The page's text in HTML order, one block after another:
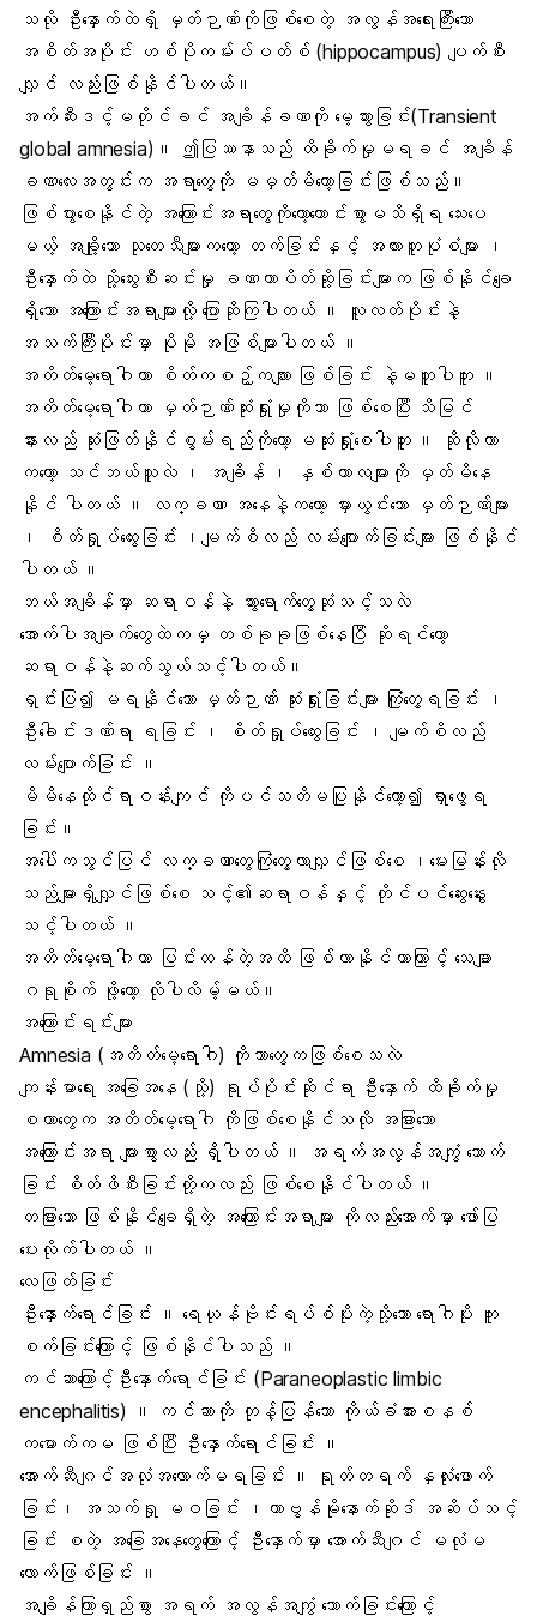
သလို ဦးနှောက်ထဲရှိ မှတ်ဉာဏ်ကိုဖြစ်စေတဲ့ အလွန်အရေးကြီးသော
အစိတ်အပိုင်း ဟစ်ပိုကမ်းပ်ပတ်စ် (hippocampus) ပျက်စီး
လျှင် လည်းဖြစ်နိုင်ပါတယ်။
အက်ဆီးဒင့်မတိုင်ခင် အချိန်ခဏကို မေ့သွားခြင်း(Transient
global amnesia)။ ဤပြဿနာသည် ထိခိုက်မှုမရခင် အချိန်
ခဏလေးအတွင်းက အရာတွေကို မမှတ်မိတော့ခြင်းဖြစ်သည်။
ဖြစ်ပွားစေနိုင်တဲ့ အကြောင်းအရာတွေကိုတော့ကောင်းစွာမသိရှိရ သေးပေ
မယ့် အချို့သော သုတေသီများကတော့ တက်ခြင်းနှင့် အလားတူပုံစံများ ၊
ဦးနှောက်ထဲ သို့သွေးစီးဆင်းမှု ခဏတာပိတ်ဆို့ခြင်းများက ဖြစ်နိုင်ချေ
ရှိသော အကြောင်းအရာများလို့ ပြောဆိုကြပါတယ် ။ လူလတ်ပိုင်းနဲ့
အသက်ကြီးပိုင်းမှာ ပိုမို အဖြစ်များပါတယ် ။
အတိတ်မေ့ရောဂါဟာ စိတ်ကစဉ့်ကလျား ဖြစ်ခြင်း နဲ့မတူပါဘူး ။
အတိတ်မေ့ရောဂါဟာ မှတ်ဉာဏ်ဆုံးရှုံးမှုကိုသာ ဖြစ်စေပြီး သိမြင်
နားလည် ဆုံးဖြတ်နိုင်စွမ်းရည်ကိုတော့ မဆုံးရှုံးစေပါဘူး ။ ဆိုလိုတာ
ကတော့ သင်ဘယ်သူလဲ ၊ အချိန် ၊ နှစ်ကာလများကို မှတ်မိနေ
နိုင် ပါတယ် ။ လက္ခဏာ အနေနဲ့ကတော့ မှားယွင်းသော မှတ်ဉာဏ်များ
၊ စိတ်ရှုပ်ထွေးခြင်း ၊မျက်စိလည် လမ်းပျောက်ခြင်းများ ဖြစ်နိုင်
ပါတယ် ။
ဘယ်အချိန်မှာ ဆရာဝန်နဲ့ သွားရောက်တွေ့ဆုံသင့်သလဲ
အောက်ပါအချက်တွေထဲကမှ တစ်ခုခုဖြစ်နေပြီ ဆိုရင်တော့
ဆရာဝန်နဲ့ဆက်သွယ်သင့်ပါတယ်။
ရှင်းပြ၍ မရနိုင်သော မှတ်ဉာဏ် ဆုံးရှုံးခြင်းများ ကြုံတွေ့ရခြင်း ၊
ဦးခေါင်းဒဏ်ရာ ရခြင်း ၊ စိတ်ရှုပ်ထွေးခြင်း ၊ မျက်စိလည်
လမ်းပျောက်ခြင်း ။
မိမိနေထိုင်ရာဝန်းကျင် ကိုပင်သတိမပြုနိုင်တော့၍ ရှာဖွေရ
ခြင်း။
အပေါ်ကသွင်ပြင် လက္ခဏာတွေကြုံတွေ့လာလျှင်ဖြစ်စေ ၊မေးမြန်းလို
သည်များရှိလျှင်ဖြစ်စေ သင့်၏ဆရာဝန်နှင့် တိုင်ပင်ဆွေးနွေး
သင့်ပါတယ် ။
အတိတ်မေ့ရောဂါဟာ ပြင်းထန်တဲ့အထိ ဖြစ်လာနိုင်တာကြာင့် သေချာ
ဂရုစိုက် ဖို့တော့ လိုပါလိမ့်မယ်။
အကြောင်းရင်းများ
Amnesia (အတိတ်မေ့ရောဂါ) ကိုဘာတွေကဖြစ်စေသလဲ
ကျန်းမာရေး အခြေအနေ (သို့) ရုပ်ပိုင်းဆိုင်ရာ ဦးနှောက် ထိခိုက်မှု
စတာတွေက အတိတ်မေ့ရောဂါ ကိုဖြစ်စေနိုင်သလို အခြားသော
အကြောင်းအရာ များစွာလည်း ရှိပါတယ် ။ အရက်အလွန်အကျွံ သောက်
ခြင်း စိတ်ဖိစီးခြင်းတို့ကလည်း ဖြစ်စေနိုင်ပါတယ် ။
တခြားသော ဖြစ်နိုင်ချေရှိတဲ့ အကြောင်းအရာများ ကိုလည်းအောက်မှာ ဖော်ပြ
ပေးလိုက်ပါတယ် ။
လေဖြတ်ခြင်း
ဦးနှောက်ရောင်ခြင်း ။ ရေယုန်ဗိုင်းရပ်စ်ပိုးကဲ့သို့သော ရောဂါပိုး ကူး
စက်ခြင်းကြောင့် ဖြစ်နိုင်ပါသည် ။
ကင်ဆာကြောင့်ဦးနှောက်ရောင်ခြင်း (Paraneoplastic limbic
encephalitis) ။ ကင်ဆာကို တုန့်ပြန်သော ကိုယ်ခံအားစနစ်
ကမောက်ကမ ဖြစ်ပြီး ဦးနှောက်ရောင်ခြင်း ။
အောက်ဆီဂျင်အလုံအလောက်မရခြင်း ။ ရုတ်တရက် နှလုံးဖောက်
ခြင်း၊ အသက်ရှု မဝခြင်း ၊ကာဗွန်မိုနောက်ဆိုဒ် အဆိပ်သင့်
ခြင်း စတဲ့ အခြေအနေတွေကြောင့် ဦးနှောက်မှာ အောက်ဆီဂျင် မလုံမ
လောက်ဖြစ်ခြင်း ။
အချိန်ကြာရှည်စွာ အရက် အလွန်အကျွံ သောက်ခြင်းကြောင့်